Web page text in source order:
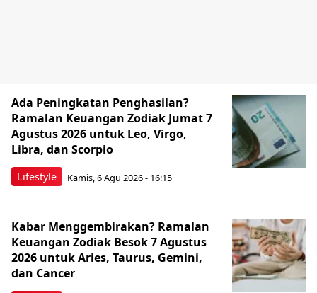
Lifestyle
Ada Peningkatan Penghasilan?
Ramalan Keuangan Zodiak Jumat 7
Agustus 2026 untuk Leo, Virgo,
Libra, dan Scorpio
Kamis, 6 Agu 2026 - 16:15
Kabar Menggembirakan? Ramalan
Keuangan Zodiak Besok 7 Agustus
2026 untuk Aries, Taurus, Gemini,
dan Cancer